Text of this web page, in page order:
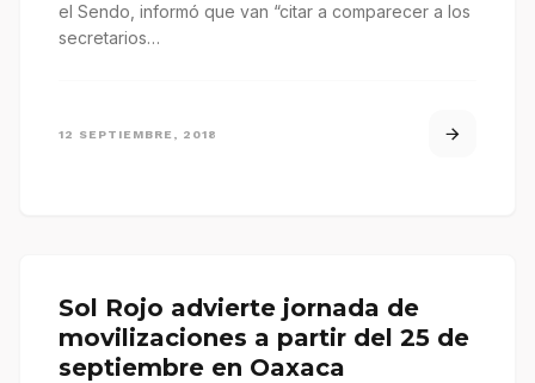
el Sendo, informó que van “citar a comparecer a los
secretarios…
12 SEPTIEMBRE, 2018
Sol Rojo advierte jornada de
movilizaciones a partir del 25 de
septiembre en Oaxaca